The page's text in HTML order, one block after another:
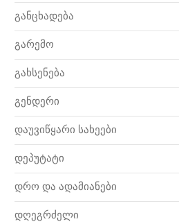
განცხადება
გარემო
გახსენება
გენდერი
დაუვიწყარი სახეები
დეპუტატი
დრო და ადამიანები
დღეგრძელი